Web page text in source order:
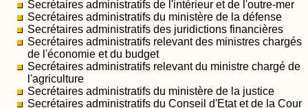
Secrétaires administratifs de l'intérieur et de l'outre-mer
Secrétaires administratifs du ministère de la défense
Secrétaires administratifs des juridictions financières
Secrétaires administratifs relevant des ministres chargés
de l'économie et du budget
Secrétaires administratifs relevant du ministre chargé de
l'agriculture
Secrétaires administratifs du ministère de la justice
Secrétaires administratifs du Conseil d'Etat et de la Cour